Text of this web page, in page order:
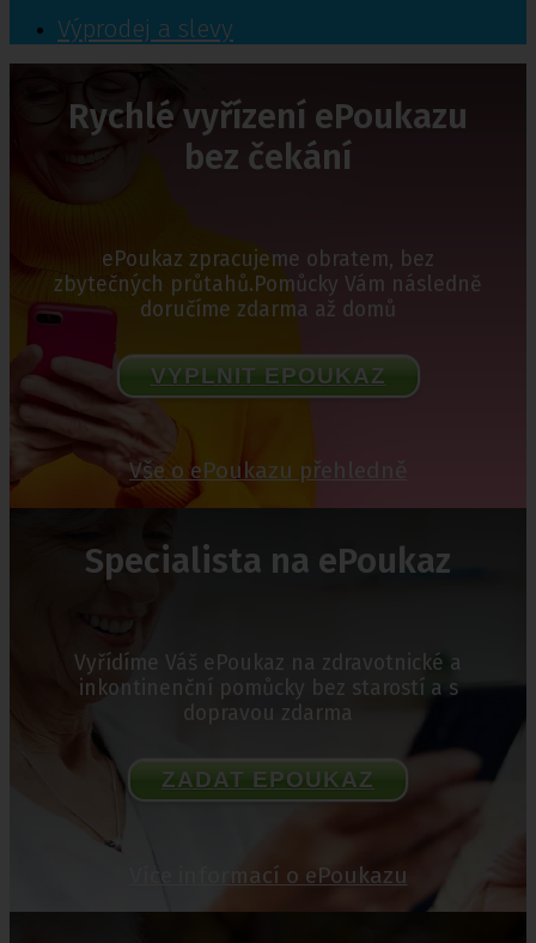
Výprodej a slevy
Rychlé vyřízení ePoukazu
bez čekání
ePoukaz zpracujeme obratem, bez
zbytečných průtahů.Pomůcky Vám následně
doručíme zdarma až domů
VYPLNIT EPOUKAZ
Vše o ePoukazu přehledně
Specialista na ePoukaz
Vyřídíme Váš ePoukaz na zdravotnické a
inkontinenční pomůcky bez starostí a s
dopravou zdarma
ZADAT EPOUKAZ
Více informací o ePoukazu